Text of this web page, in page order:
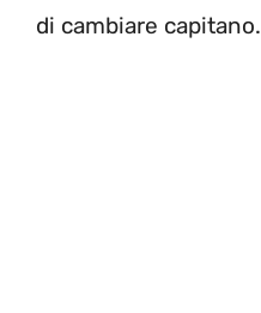
di cambiare capitano.